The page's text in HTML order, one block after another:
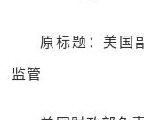
原标题：美国
监管